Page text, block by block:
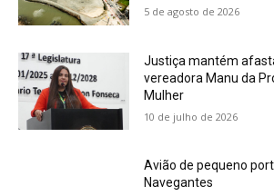
5 de agosto de 2026
Justiça mantém
vereadora Manu da
Mulher
10 de julho de 2026
Avião de pequeno
Navegantes